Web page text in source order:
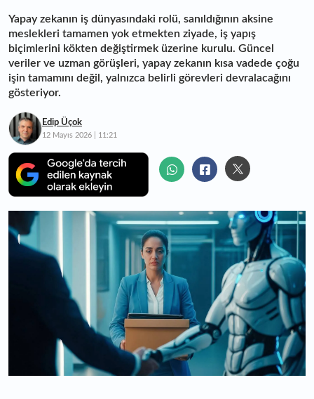
Yapay zekanın iş dünyasındaki rolü, sanıldığının aksine
meslekleri tamamen yok etmekten ziyade, iş yapış
biçimlerini kökten değiştirmek üzerine kurulu. Güncel
veriler ve uzman görüşleri, yapay zekanın kısa vadede çoğu
işin tamamını değil, yalnızca belirli görevleri devralacağını
gösteriyor.
Edip Üçok
12 Mayıs 2026 | 11:21